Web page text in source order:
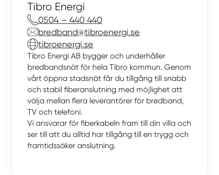
Tibro Energi
0504 – 440 440
bredband@tibroenergi.se
tibroenergi.se
Tibro Energi AB bygger och underhåller
bredbandsnät för hela Tibro kommun. Genom
vårt öppna stadsnät får du tillgång till snabb
och stabil fiberanslutning med möjlighet att
välja mellan flera leverantörer för bredband,
TV och telefoni.
Vi ansvarar för fiberkabeln fram till din villa och
ser till att du alltid har tillgång till en trygg och
framtidssäker anslutning.